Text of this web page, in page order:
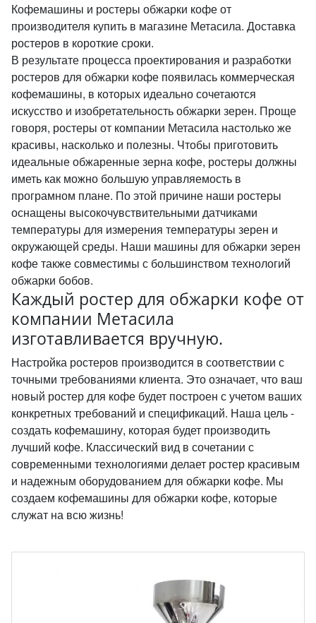
Кофемашины и ростеры обжарки кофе от
производителя купить в магазине Метасила. Доставка
ростеров в короткие сроки.
В результате процесса проектирования и разработки
ростеров для обжарки кофе появилась коммерческая
кофемашины, в которых идеально сочетаются
искусство и изобретательность обжарки зерен. Проще
говоря, ростеры от компании Метасила настолько же
красивы, насколько и полезны. Чтобы приготовить
идеальные обжаренные зерна кофе, ростеры должны
иметь как можно большую управляемость в
програмном плане. По этой причине наши ростеры
оснащены высокочувствительными датчиками
температуры для измерения температуры зерен и
окружающей среды. Наши машины для обжарки зерен
кофе также совместимы с большинством технологий
обжарки бобов.
Каждый ростер для обжарки кофе от
компании Метасила
изготавливается вручную.
Настройка ростеров производится в соответствии с
точными требованиями клиента. Это означает, что ваш
новый ростер для кофе будет построен с учетом ваших
конкретных требований и спецификаций. Наша цель -
создать кофемашину, которая будет производить
лучший кофе. Классический вид в сочетании с
современными технологиями делает ростер красивым
и надежным оборудованием для обжарки кофе. Мы
создаем кофемашины для обжарки кофе, которые
служат на всю жизнь!